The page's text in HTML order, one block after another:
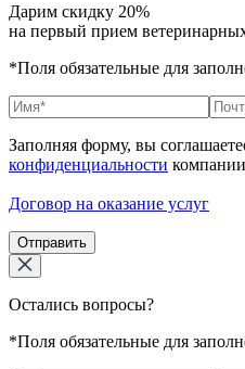
Дарим скидку 20%
на первый прием
*Поля обязательные для
Заполняя форму, вы
конфиденциальности компании
Договор на оказание услуг
Отправить
Остались вопросы?
*Поля обязательные для